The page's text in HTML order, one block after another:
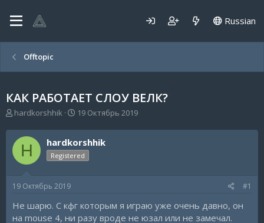
Russian
Offtopic
КАК РАБОТАЕТ СЛОУ ВЕЛК?
А
т
о
р
т
м
hardkorshhik
Д
т
а
н
а
19 Октябрь 2019
H hardkorshhik
Registered
19 Октябрь 2019 #1
Не шарю. С кфг которым я играю уже очень давно, он
на mouse 4, ни разу вроде не юзал или не замечал.